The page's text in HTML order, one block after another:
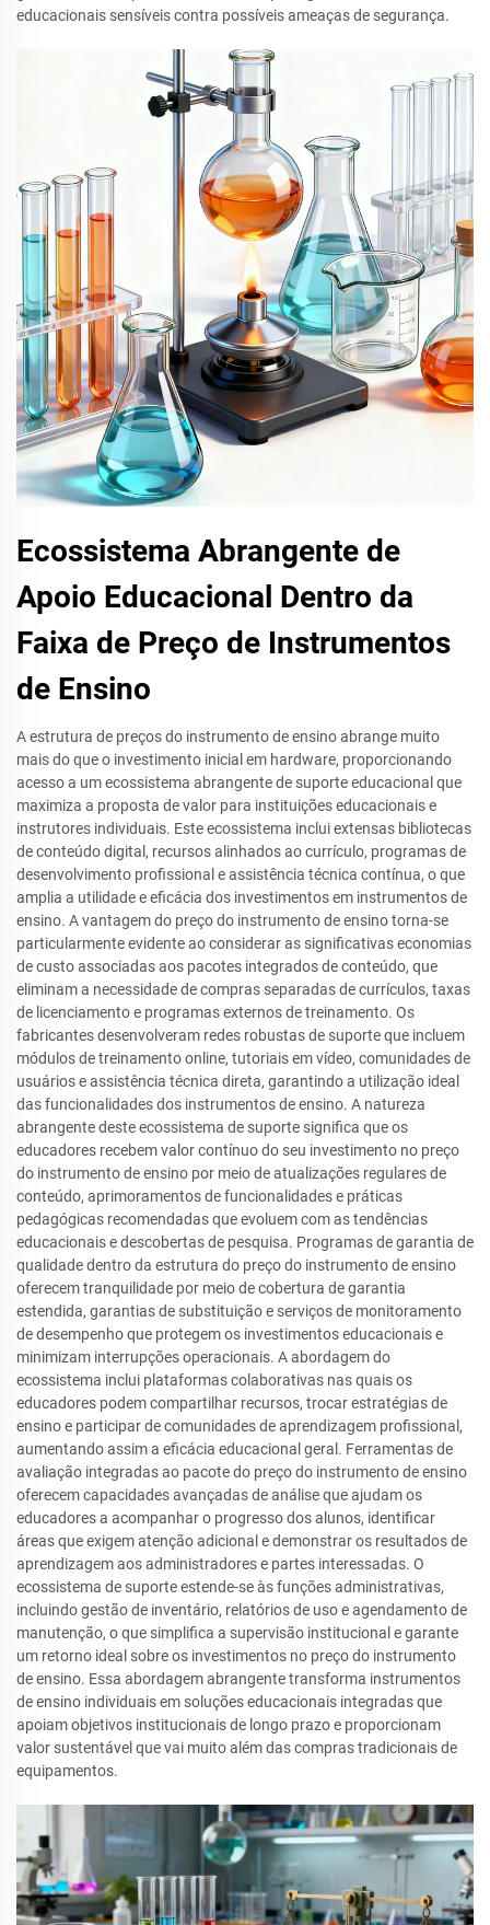
educacionais sensíveis contra possíveis ameaças de segurança.
Ecossistema Abrangente de
Apoio Educacional Dentro da
Faixa de Preço de Instrumentos
de Ensino
A estrutura de preços do instrumento de ensino abrange muito
mais do que o investimento inicial em hardware, proporcionando
acesso a um ecossistema abrangente de suporte educacional que
maximiza a proposta de valor para instituições educacionais e
instrutores individuais. Este ecossistema inclui extensas bibliotecas
de conteúdo digital, recursos alinhados ao currículo, programas de
desenvolvimento profissional e assistência técnica contínua, o que
amplia a utilidade e eficácia dos investimentos em instrumentos de
ensino. A vantagem do preço do instrumento de ensino torna-se
particularmente evidente ao considerar as significativas economias
de custo associadas aos pacotes integrados de conteúdo, que
eliminam a necessidade de compras separadas de currículos, taxas
de licenciamento e programas externos de treinamento. Os
fabricantes desenvolveram redes robustas de suporte que incluem
módulos de treinamento online, tutoriais em vídeo, comunidades de
usuários e assistência técnica direta, garantindo a utilização ideal
das funcionalidades dos instrumentos de ensino. A natureza
abrangente deste ecossistema de suporte significa que os
educadores recebem valor contínuo do seu investimento no preço
do instrumento de ensino por meio de atualizações regulares de
conteúdo, aprimoramentos de funcionalidades e práticas
pedagógicas recomendadas que evoluem com as tendências
educacionais e descobertas de pesquisa. Programas de garantia de
qualidade dentro da estrutura do preço do instrumento de ensino
oferecem tranquilidade por meio de cobertura de garantia
estendida, garantias de substituição e serviços de monitoramento
de desempenho que protegem os investimentos educacionais e
minimizam interrupções operacionais. A abordagem do
ecossistema inclui plataformas colaborativas nas quais os
educadores podem compartilhar recursos, trocar estratégias de
ensino e participar de comunidades de aprendizagem profissional,
aumentando assim a eficácia educacional geral. Ferramentas de
avaliação integradas ao pacote do preço do instrumento de ensino
oferecem capacidades avançadas de análise que ajudam os
educadores a acompanhar o progresso dos alunos, identificar
áreas que exigem atenção adicional e demonstrar os resultados de
aprendizagem aos administradores e partes interessadas. O
ecossistema de suporte estende-se às funções administrativas,
incluindo gestão de inventário, relatórios de uso e agendamento de
manutenção, o que simplifica a supervisão institucional e garante
um retorno ideal sobre os investimentos no preço do instrumento
de ensino. Essa abordagem abrangente transforma instrumentos
de ensino individuais em soluções educacionais integradas que
apoiam objetivos institucionais de longo prazo e proporcionam
valor sustentável que vai muito além das compras tradicionais de
equipamentos.